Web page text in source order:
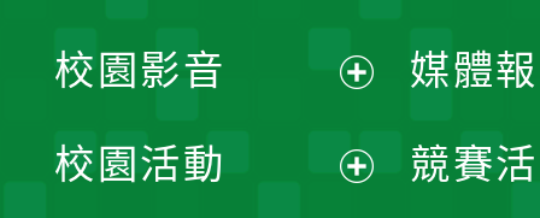
媒體
競賽
校園影音
開
校園活動